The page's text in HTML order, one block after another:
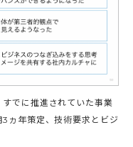
でに推進されていた事業
ヵ年策定、技術要求とビジ